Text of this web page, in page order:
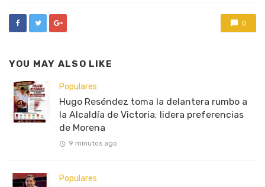
0
YOU MAY ALSO LIKE
Populares
Hugo Reséndez toma la delantera rumbo a
la Alcaldía de Victoria; lidera preferencias
de Morena
9 minutos ago
Populares